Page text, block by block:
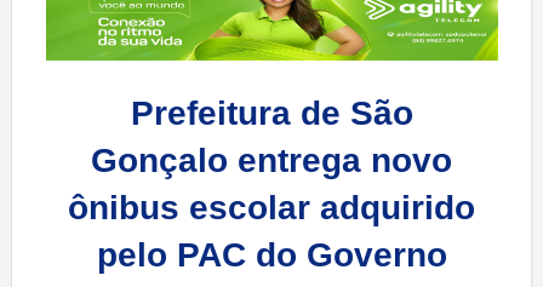
Prefeitura de São
Gonçalo entrega novo
ônibus escolar adquirido
pelo PAC do Governo